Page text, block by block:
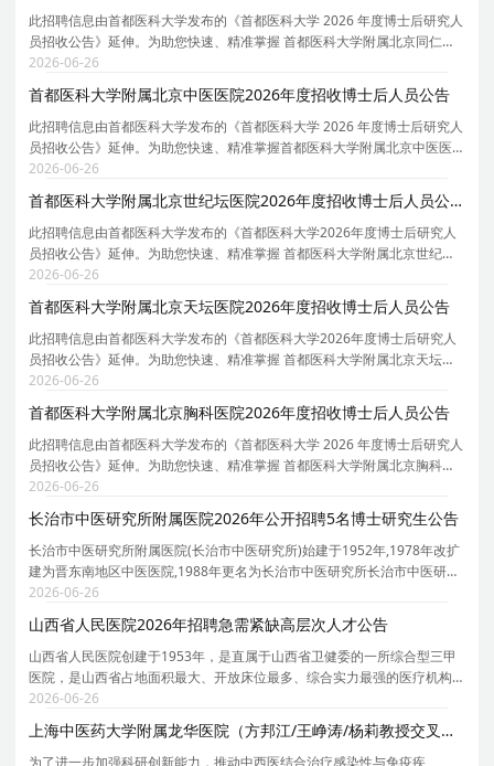
此招聘信息由首都医科大学发布的《首都医科大学 2026 年度博士后研究人
员招收公告》延伸。为助您快速、精准掌握 首都医科大学附属北京同仁医
院 的招聘详情， 现特别针对 首都医科大学附属北京同仁医院 的岗位信息
与报考要点单独说明 。为保证您获取的招聘信
2026-06-26
首都医科大学附属北京中医医院2026年度招收博士后人员公告
此招聘信息由首都医科大学发布的《首都医科大学 2026 年度博士后研究人
员招收公告》延伸。为助您快速、精准掌握首都医科大学附属北京中医医
院的招聘详情， 现特别针对 首都医科大学附属北京中医医院 的岗位信息与
报考要点单独说明 。为保证您获取的招聘信息
2026-06-26
首都医科大学附属北京世纪坛医院2026年度招收博士后人员公告
此招聘信息由首都医科大学发布的《首都医科大学2026年度博士后研究人
员招收公告》延伸。为助您快速、精准掌握 首都医科大学附属北京世纪坛
医院 的招聘详情， 现特别针对 首都医科大学附属北京世纪坛医院 的岗位
信息与报考要点单独说明 。为保证您获取的招聘
2026-06-26
首都医科大学附属北京天坛医院2026年度招收博士后人员公告
此招聘信息由首都医科大学发布的《首都医科大学2026年度博士后研究人
员招收公告》延伸。为助您快速、精准掌握 首都医科大学附属北京天坛医
院 的招聘详情， 现特别针对 首都医科大学附属北京天坛医院 的岗位信息
与报考要点单独说明 。为保证您获取的招聘信息
2026-06-26
首都医科大学附属北京胸科医院2026年度招收博士后人员公告
此招聘信息由首都医科大学发布的《首都医科大学 2026 年度博士后研究人
员招收公告》延伸。为助您快速、精准掌握 首都医科大学附属北京胸科医
院 的招聘详情， 现特别针对 首都医科大学附属北京胸科医院 的岗位信息
与报考要点单独说明 。为保证您获取的招聘信
2026-06-26
长治市中医研究所附属医院2026年公开招聘5名博士研究生公告
长治市中医研究所附属医院(长治市中医研究所)始建于1952年,1978年改扩
建为晋东南地区中医医院,1988年更名为长治市中医研究所长治市中医研究
所附属医院。历经七十余年的发展,医院已发展成为集医疗、教学、科研、
预防、保
2026-06-26
山西省人民医院2026年招聘急需紧缺高层次人才公告
山西省人民医院创建于1953年，是直属于山西省卫健委的一所综合型三甲
医院，是山西省占地面积最大、开放床位最多、综合实力最强的医疗机构
之一，是全国首批建立健全现代医院管理制度试点医院。 为不断提升我院
医疗水平和服务能力，现诚邀国内外优秀人才加入我
2026-06-26
上海中医药大学附属龙华医院（方邦江/王峥涛/杨莉教授交叉学科团队）2026年招聘4名博士后
为了进一步加强科研创新能力，推动中西医结合治疗感染性与免疫疾